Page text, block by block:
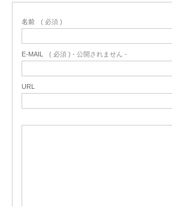
名前 ( 必須 )
E-MAIL ( 必須 ) - 公開されません -
URL